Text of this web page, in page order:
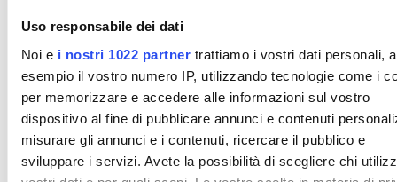
Uso responsabile dei dati
Noi e i nostri 1022 partnertrattiamo i vostri dati personali,
esempio il vostro numero IP, utilizzando tecnologie come i
per memorizzare e accedere alle informazioni sul vostro
dispositivo al fine di pubblicare annunci e contenuti
misurare gli annunci e i contenuti, ricercare il pubblico e
sviluppare i servizi. Avete la possibilità di scegliere chi